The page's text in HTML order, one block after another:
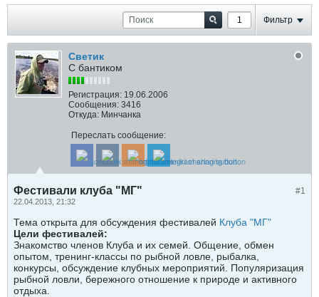
Фильтр
Светик
С бантиком
Регистрация: 19.06.2006
Сообщения: 3416
Откуда: Минчанка
Переслать сообщение:
#1
Фестивали клуба "МГ"
22.04.2013, 21:32
Тема открыта для обсуждения фестивалей Клуба "МГ"
Цели фестивалей:
Знакомство членов Клуба и их семей. Общение, обмен
опытом, тренинг-классы по рыбной ловле, рыбалка,
конкурсы, обсуждение клубных мероприятий. Популяризация
рыбной ловли, бережного отношение к природе и активного
отдыха.